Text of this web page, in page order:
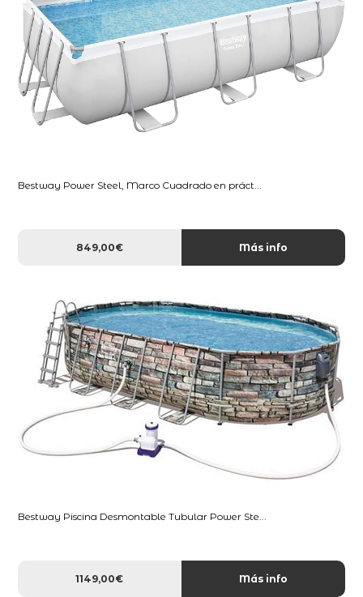
Bestway Power Steel, Marco Cuadrado en práct...
849,00€ Más info
Bestway Piscina Desmontable Tubular Power Ste...
1149,00€ Más info